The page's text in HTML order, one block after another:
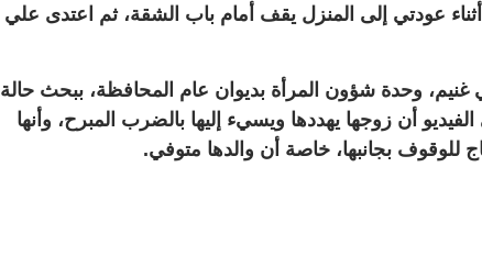
عودتي إلى المنزل يقف أمام باب الشقة، ثم اعتدى علي
وحدة شؤون المرأة بديوان عام المحافظة، ببحث حالة
أن زوجها يهددها ويسيء إليها بالضرب المبرح، وأنها
بجانبها، خاصة أن والدها متوفي.